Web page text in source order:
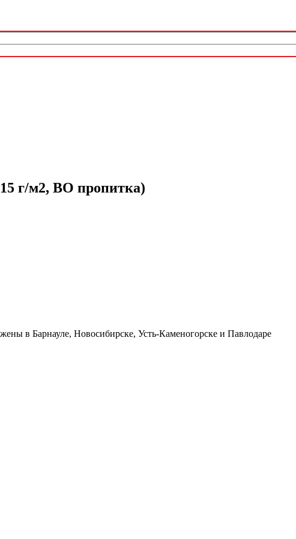
г/м2, ВО пропитка)
в Барнауле, Новосибирске, Усть-Каменогорске и Павлодаре